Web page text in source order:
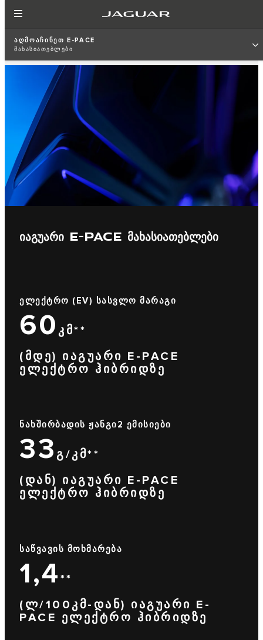
ᲐᲦᲛᲝᲐᲩᲘᲜᲔᲗ E-PACE
ᲛᲐᲮᲐᲡᲘᲐᲗᲔᲑᲚᲔᲑᲘ
ᲘᲐᲒᲣᲐᲠᲘ E-PACE ᲛᲐᲮᲐᲡᲘᲐᲗᲔᲑᲚᲔᲑᲘ
ᲔᲚᲔᲥᲢᲠᲝ (EV) ᲡᲐᲡᲕᲚᲝ ᲛᲐᲠᲐᲒᲘ
60 ᲙᲛ**
(ᲛᲓᲔ) ᲘᲐᲒᲣᲐᲠᲘ E-PACE
ᲔᲚᲔᲥᲢᲠᲝ ᲰᲘᲑᲠᲘᲓᲖᲔ
ᲜᲐᲮᲨᲘᲠᲑᲐᲓᲘᲡ ᲟᲐᲜᲒᲘ2 ᲔᲛᲘᲡᲘᲔᲑᲘ
33 Გ/ᲙᲛ**
(ᲓᲐᲜ) ᲘᲐᲒᲣᲐᲠᲘ E-PACE
ᲔᲚᲔᲥᲢᲠᲝ ᲰᲘᲑᲠᲘᲓᲖᲔ
ᲡᲐᲬᲕᲐᲕᲘᲡ ᲛᲝᲮᲛᲐᲠᲔᲑᲐ
1,4 **
(Ლ/100ᲙᲛ-ᲓᲐᲜ) ᲘᲐᲒᲣᲐᲠᲘ E-
PACE ᲔᲚᲔᲥᲢᲠᲝ ᲰᲘᲑᲠᲘᲓᲖᲔ